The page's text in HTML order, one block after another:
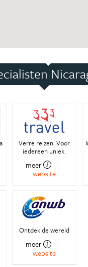
Verre reizen. Voor
iedereen uniek.
meer
website
Ontdek de wereld
meer
website